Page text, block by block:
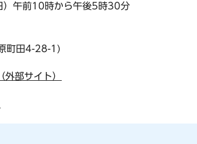
午前10時から午後5時30分
町田4-28-1)
部サイト）